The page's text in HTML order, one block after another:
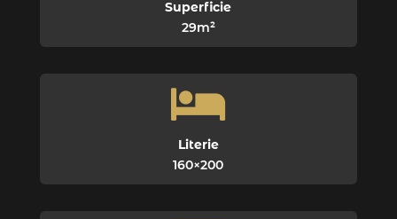
Superficie
29m²

Literie
160×200